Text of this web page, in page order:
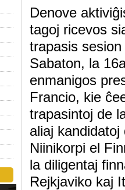
Denove
tagoj ricevos
trapasis
Sabaton, la
enmanigos
Francio, kie
trapasintoj de
aliaj
Niinikorpi el
la diligentaj
Rejkjaviko kaj